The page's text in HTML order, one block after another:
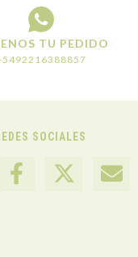
TU PEDIDO
SOCIALES